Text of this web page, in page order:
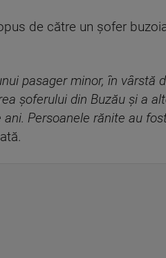
de către un şofer
pasager minor, în vârstă
şoferului din Buzău şi a
Persoanele rănite au